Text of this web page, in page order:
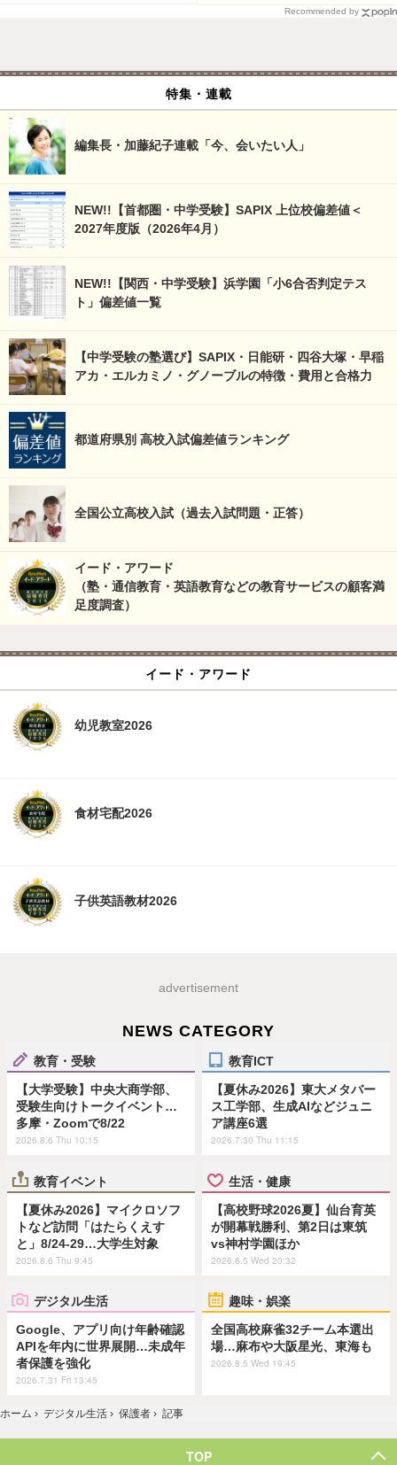
Recommended by
特集・連載
編集長・加藤紀子連載「今、会いたい人」
NEW!!【首都圏・中学受験】SAPIX 上位校偏差値＜
2027年度版（2026年4月）
NEW!!【関西・中学受験】浜学園「小6合否判定テス
ト」偏差値一覧
【中学受験の塾選び】SAPIX・日能研・四谷大塚・早稲
アカ・エルカミノ・グノーブルの特徴・費用と合格力
都道府県別 高校入試偏差値ランキング
全国公立高校入試（過去入試問題・正答）
イード・アワード
（塾・通信教育・英語教育などの教育サービスの顧客満
足度調査）
イード・アワード
幼児教室2026
食材宅配2026
子供英語教材2026
advertisement
NEWS CATEGORY
教育・受験
【大学受験】中央大商学部、
受験生向けトークイベント…
多摩・Zoomで8/22
2026.8.6 Thu 10:15
教育ICT
【夏休み2026】東大メタバー
ス工学部、生成AIなどジュニ
ア講座6選
2026.7.30 Thu 11:15
教育イベント
【夏休み2026】マイクロソフ
トなど訪問「はたらくえす
と」8/24-29…大学生対象
2026.8.6 Thu 9:45
生活・健康
【高校野球2026夏】仙台育英
が開幕戦勝利、第2日は東筑
vs神村学園ほか
2026.8.5 Wed 20:32
デジタル生活
Google、アプリ向け年齢確認
APIを年内に世界展開…未成年
者保護を強化
2026.7.31 Fri 13:45
趣味・娯楽
全国高校麻雀32チーム本選出
場…麻布や大阪星光、東海も
2026.8.5 Wed 19:45
ホーム › デジタル生活 › 保護者 › 記事
TOP